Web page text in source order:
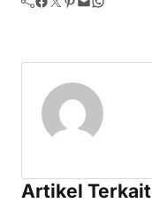
Artikel Terkait